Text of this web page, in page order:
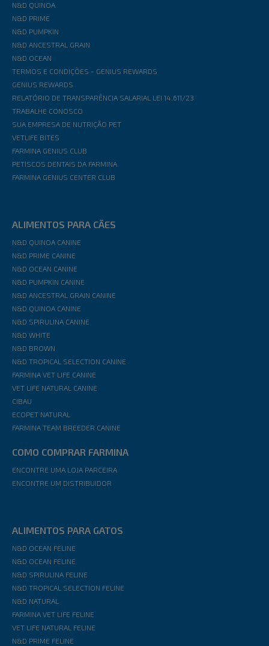
N&D QUINOA
N&D PRIME
N&D PUMPKIN
N&D ANCESTRAL GRAIN
N&D OCEAN
TERMOS E CONDIÇÕES - GENIUS REWARDS
GENIUS REWARDS
RELATÓRIO DE TRANSPARÊNCIA SALARIAL LEI 14.611/23
TRABALHE CONOSCO
SUA EMPRESA DE NUTRIÇÃO PET
VETLIFE BITES
FARMINA GENIUS CLUB
PETISCOS DENTAIS DA FARMINA
FARMINA GENIUS CENTER CLUB
ALIMENTOS PARA CÃES
N&D QUINOA CANINE
N&D PRIME CANINE
N&D OCEAN CANINE
N&D PUMPKIN CANINE
N&D ANCESTRAL GRAIN CANINE
N&D QUINOA CANINE
N&D SPIRULINA CANINE
N&D WHITE
N&D BROWN
N&D TROPICAL SELECTION CANINE
FARMINA VET LIFE CANINE
VET LIFE NATURAL CANINE
CIBAU
ECOPET NATURAL
FARMINA TEAM BREEDER CANINE
COMO COMPRAR FARMINA
ENCONTRE UMA LOJA PARCEIRA
ENCONTRE UM DISTRIBUIDOR
ALIMENTOS PARA GATOS
N&D OCEAN FELINE
N&D OCEAN FELINE
N&D SPIRULINA FELINE
N&D TROPICAL SELECTION FELINE
N&D NATURAL
FARMINA VET LIFE FELINE
VET LIFE NATURAL FELINE
N&D PRIME FELINE